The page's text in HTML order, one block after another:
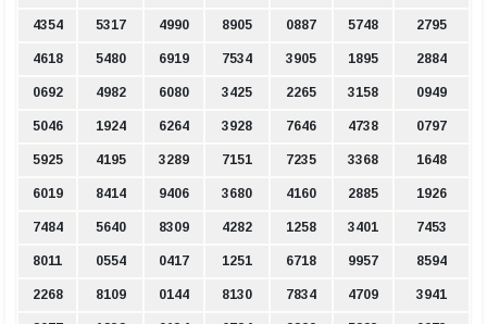
4354 5317 4990 8905 0887 5748 2795
4618 5480 6919 7534 3905 1895 2884
0692 4982 6080 3425 2265 3158 0949
5046 1924 6264 3928 7646 4738 0797
5925 4195 3289 7151 7235 3368 1648
6019 8414 9406 3680 4160 2885 1926
7484 5640 8309 4282 1258 3401 7453
8011 0554 0417 1251 6718 9957 8594
2268 8109 0144 8130 7834 4709 3941